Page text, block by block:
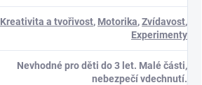
Kreativita a tvořivost, Motorika,Zvídavost,
Experimenty
Nevhodné pro děti do 3 let. Malé části,
nebezpečí vdechnutí.